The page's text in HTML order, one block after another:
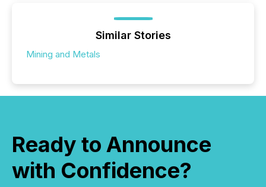
Similar Stories
Mining and Metals
Ready to Announce
with Confidence?